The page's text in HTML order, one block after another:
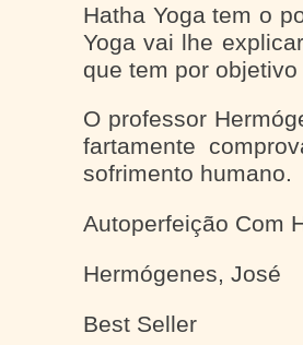
Hatha Yoga tem o
Yoga vai lhe
que tem por
O professor
fartamente
sofrimento humano.
Autoperfeição Com
Hermógenes, José
Best Seller